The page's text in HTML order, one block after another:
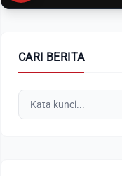
CARI BERITA